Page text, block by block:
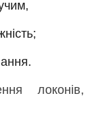
локонів,